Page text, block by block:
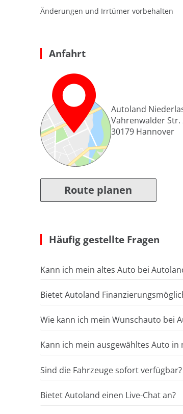
Änderungen und Irrtümer vorbehalten
Anfahrt
Autoland
Vahrenwalder Str.
30179 Hannover
Route planen
Häufig gestellte Fragen
Kann ich mein altes Auto bei
Bietet Autoland
Wie kann ich mein Wunschauto bei
Kann ich mein ausgewähltes Auto
Sind die Fahrzeuge sofort verfügbar?
Bietet Autoland einen Live-Chat an?